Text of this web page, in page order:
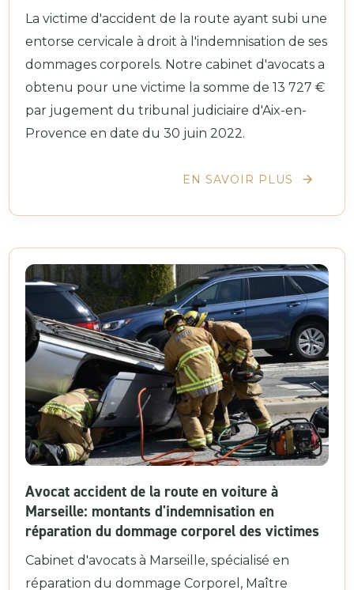
La victime d'accident de la route ayant subi une
entorse cervicale à droit à l'indemnisation de ses
dommages corporels. Notre cabinet d'avocats a
obtenu pour une victime la somme de 13 727 €
par jugement du tribunal judiciaire d'Aix-en-
Provence en date du 30 juin 2022.
EN SAVOIR PLUS
Avocat accident de la route en voiture à
Marseille: montants d'indemnisation en
réparation du dommage corporel des victimes
Cabinet d'avocats à Marseille, spécialisé en
réparation du dommage Corporel, Maître